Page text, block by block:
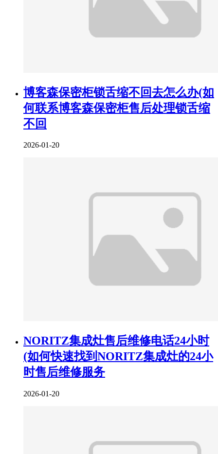
博客森保密柜锁舌缩不回去怎么办(如
何联系博客森保密柜售后处理锁舌缩
不回
2026-01-20
NORITZ集成灶售后维修电话24小时
(如何快速找到NORITZ集成灶的24小
时售后维修服务
2026-01-20